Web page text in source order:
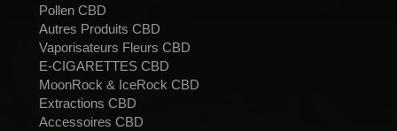
Pollen CBD
Autres Produits CBD
Vaporisateurs Fleurs CBD
E-CIGARETTES CBD
MoonRock & IceRock CBD
Extractions CBD
Accessoires CBD